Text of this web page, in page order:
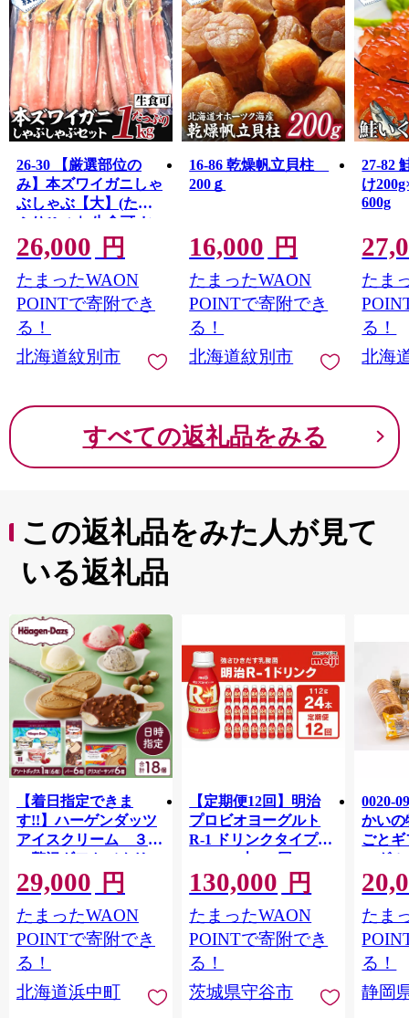
26-30 【厳選部位の
み】本ズワイガニしゃ
ぶしゃぶ【大】(たっ
ぷり1kg)｜ 生食可 お
刺身
26,000 円
たまったWAON
POINTで寄附でき
る！
北海道紋別市
16-86 乾燥帆立貝柱
200ｇ
16,000 円
たまったWAON
POINTで寄附でき
る！
北海道紋別市
27-82
け
600g
たま
る！
北海
すべての返礼品をみる
この返礼品をみた人が見て
いる返礼品
【着日指定できま
す!!】ハーゲンダッツ
アイスクリーム ３種
の贅沢ギフト（クリス
ピー・バー・アソート
ボックス）_H0016-123
29,000 円
たまったWAON
POINTで寄附でき
る！
北海道浜中町
【定期便12回】明治
プロビオヨーグルト
R-1 ドリンクタイプ
112g×24本×12回 ヨー
グルトドリンク◇
130,000 円
たまったWAON
POINTで寄附でき
る！
茨城県守谷市
0020-
かいの
ごと
ーグ
キ メ
ン チ
たま
る！
静岡